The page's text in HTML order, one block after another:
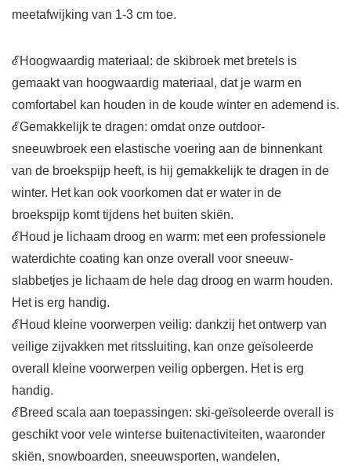
meetafwijking van 1-3 cm toe.
ℰHoogwaardig materiaal: de skibroek met bretels is
gemaakt van hoogwaardig materiaal, dat je warm en
comfortabel kan houden in de koude winter en ademend is.
ℰGemakkelijk te dragen: omdat onze outdoor-
sneeuwbroek een elastische voering aan de binnenkant
van de broekspijp heeft, is hij gemakkelijk te dragen in de
winter. Het kan ook voorkomen dat er water in de
broekspijp komt tijdens het buiten skiën.
ℰHoud je lichaam droog en warm: met een professionele
waterdichte coating kan onze overall voor sneeuw-
slabbetjes je lichaam de hele dag droog en warm houden.
Het is erg handig.
ℰHoud kleine voorwerpen veilig: dankzij het ontwerp van
veilige zijvakken met ritssluiting, kan onze geïsoleerde
overall kleine voorwerpen veilig opbergen. Het is erg
handig.
ℰBreed scala aan toepassingen: ski-geïsoleerde overall is
geschikt voor vele winterse buitenactiviteiten, waaronder
skiën, snowboarden, sneeuwsporten, wandelen,